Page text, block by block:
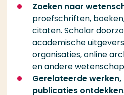
Zoeken naar
proefschriften,
citaten. Scholar
academische
organisaties, online
en andere
Gerelateerde
publicaties ontdekken